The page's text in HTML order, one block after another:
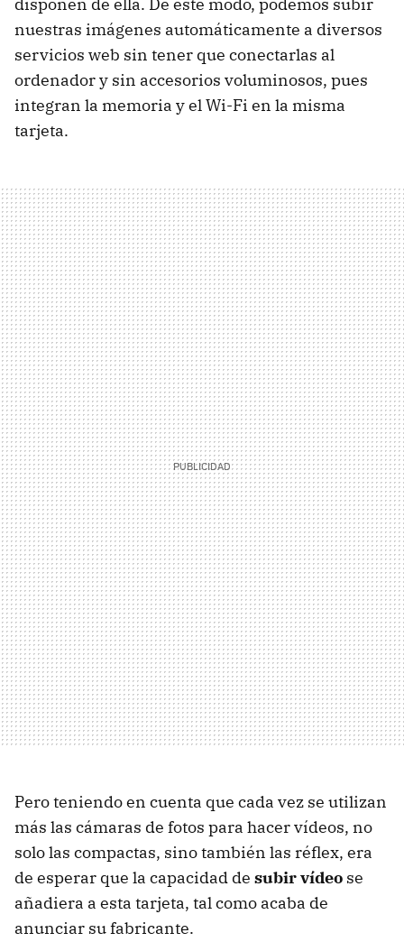
nuestras imágenes automáticamente a diversos
servicios web sin tener que conectarlas al
ordenador y sin accesorios voluminosos, pues
integran la memoria y el Wi-Fi en la misma
tarjeta.
Pero teniendo en cuenta que cada vez se utilizan
más las cámaras de fotos para hacer vídeos, no
solo las compactas, sino también las réflex, era
de esperar que la capacidad de subir vídeo se
añadiera a esta tarjeta, tal como acaba de
anunciar su fabricante.